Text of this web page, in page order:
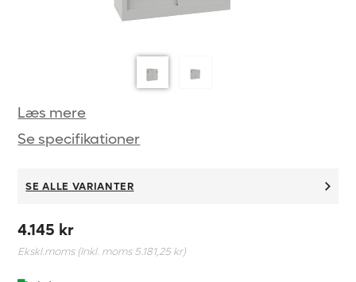
Læs mere
Se specifikationer
SE ALLE VARIANTER
4.145 kr
Ekskl.moms (Inkl. moms5.181,25 kr)